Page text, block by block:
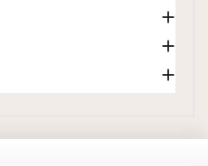


